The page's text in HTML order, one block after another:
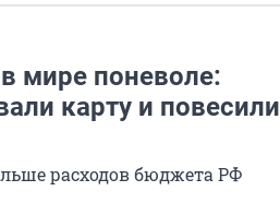
мире поневоле:
карту и повесили
расходов бюджета РФ